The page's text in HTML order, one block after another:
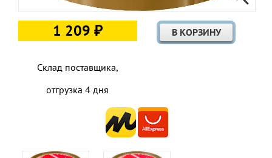
1 209 ₽
Склад поставщика,
отгрузка 4 дня